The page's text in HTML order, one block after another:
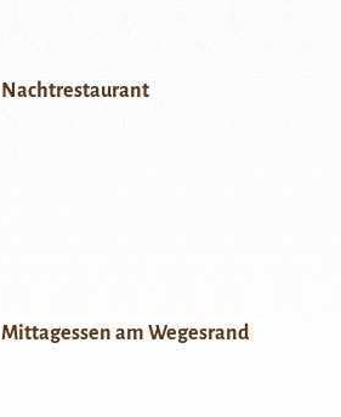
Nachtrestaurant
Mittagessen am Wegesrand